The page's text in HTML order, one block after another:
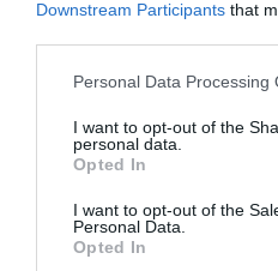
Downstream Participants that
Personal Data Processing
I want to opt-out of the
personal data.
Opted In
I want to opt-out of the
Personal Data.
Opted In
καταναλωτών μας, και να
κλασσική και μια ιδιαίτερη
στυλ τους σε κάθε
μάνατζερ προϊόντων
Το διάσημο ρολόι που
Το Suunto D4i Novo είναι
υπολογιστές κατάδυσης της